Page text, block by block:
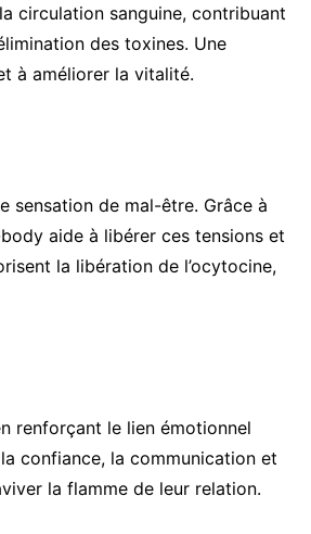
circulation sanguine, contribuant
des toxines. Une
à améliorer la vitalité.
sensation de mal-être. Grâce à
aide à libérer ces tensions et
la libération de l’ocytocine,
renforçant le lien émotionnel
confiance, la communication et
la flamme de leur relation.